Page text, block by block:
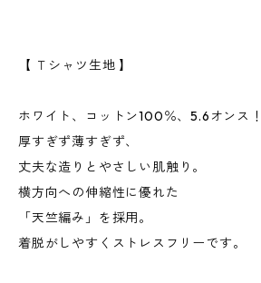
【 Ｔシャツ生地 】
ホワイト、コットン100％、5.6オンス！
厚すぎず薄すぎず、
丈夫な造りとやさしい肌触り。
横方向への伸縮性に優れた
「天竺編み」を採用。
着脱がしやすくストレスフリーです。